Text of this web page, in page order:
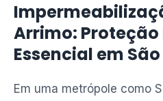
Arrimo:
Essencial em
Em uma metrópole como